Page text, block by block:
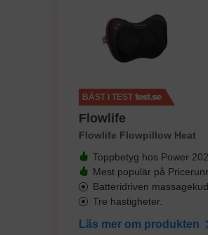
BÄST I TEST
Flowlife
Flowlife Flowpillow Heat
Toppbetyg hos Power
Mest populär på
Batteridriven
Tre hastigheter.
Läs mer om produkten